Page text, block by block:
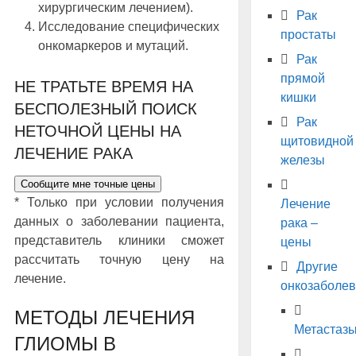
хирургическим лечением).
Исследование специфических
онкомаркеров и мутаций.
НЕ ТРАТЬТЕ ВРЕМЯ НА
БЕСПОЛЕЗНЫЙ ПОИСК
НЕТОЧНОЙ ЦЕНЫ НА
ЛЕЧЕНИЕ РАКА
Сообщите мне точные цены
* Только при условии получения
данных о заболевании пациента,
представитель клиники сможет
рассчитать точную цену на
лечение.
МЕТОДЫ ЛЕЧЕНИЯ
ГЛИОМЫ В
Рак
простаты
Рак
прямой
кишки
Рак
щитовидной
железы
Лечение
рака –
цены
Другие